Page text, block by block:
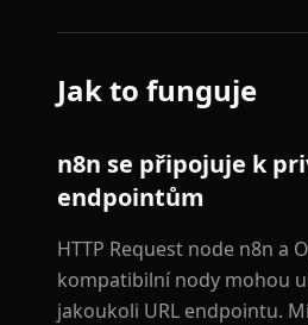
Jak to funguje
n8n se připojuje k
endpointům
HTTP Request node n8n a
kompatibilní nody mohou
jakoukoli URL endpointu.